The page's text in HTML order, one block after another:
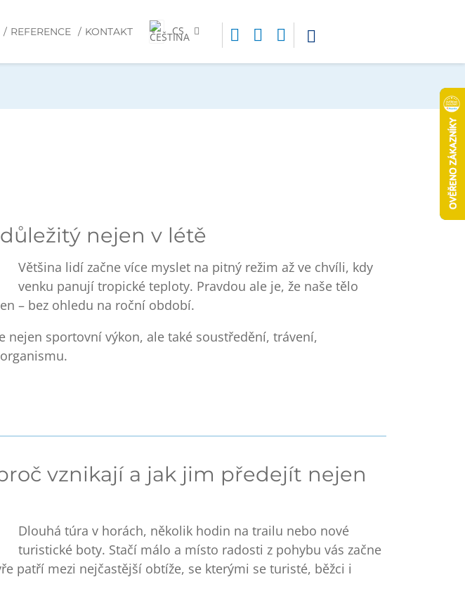
REFERENCE KONTAKT CS
nejen v létě
Většina lidí začne více myslet na pitný režim až ve chvíli, kdy
venku panují tropické teploty. Pravdou ale je, že naše tělo
– bez ohledu na roční období.
nejen sportovní výkon, ale také soustředění, trávení,
.
vznikají a jak jim předejít nejen
Dlouhá túra v horách, několik hodin na trailu nebo nové
turistické boty. Stačí málo a místo radosti z pohybu vás začne
patří mezi nejčastější obtíže, se kterými se turisté, běžci i